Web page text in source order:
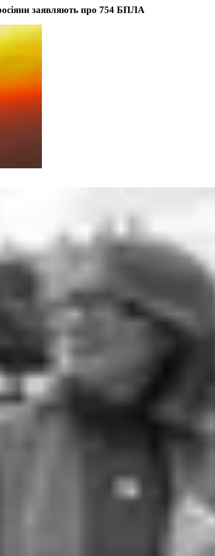
заявляють про 754 БПЛА